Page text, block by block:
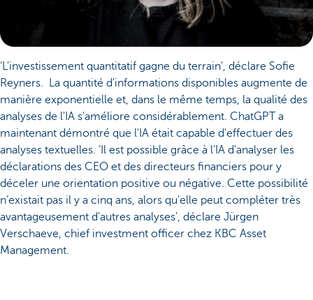
‘L'investissement quantitatif gagne du terrain', déclare Sofie
Reyners. La quantité d'informations disponibles augmente de
manière exponentielle et, dans le même temps, la qualité des
analyses de l'IA s'améliore considérablement. ChatGPT a
maintenant démontré que l'IA était capable d'effectuer des
analyses textuelles. ‘Il est possible grâce à l'IA d'analyser les
déclarations des CEO et des directeurs financiers pour y
déceler une orientation positive ou négative. Cette possibilité
n’existait pas il y a cinq ans, alors qu'elle peut compléter très
avantageusement d'autres analyses', déclare Jürgen
Verschaeve, chief investment officer chez KBC Asset
Management.